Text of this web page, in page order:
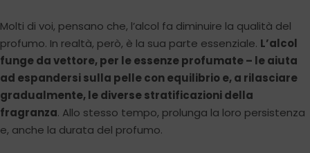
Molti di voi, pensano che, l’alcol fa diminuire la qualità del
profumo. In realtà, però, è la sua parte essenziale. L’alcol
funge da vettore, per le essenze profumate – le aiuta
ad espandersi sulla pelle con equilibrio e, a rilasciare
gradualmente, le diverse stratificazioni della
fragranza. Allo stesso tempo, prolunga la loro persistenza
e, anche la durata del profumo.